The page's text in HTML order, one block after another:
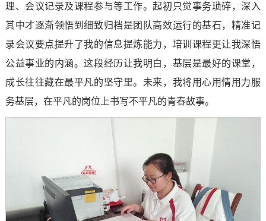
理、会议记录及课程参与等工作。起初只觉事务琐碎，深入
其中才逐渐领悟到细致归档是团队高效运行的基石，精准记
录会议要点提升了我的信息提炼能力，培训课程更让我深悟
公益事业的内涵。这段经历让我明白，基层是最好的课堂，
成长往往藏在最平凡的坚守里。未来，我将用心用情用力服
务基层，在平凡的岗位上书写不平凡的青春故事。